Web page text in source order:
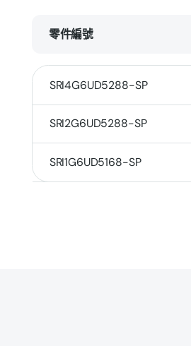
零件編號
SRI4G6UD5288-SP
SRI2G6UD5288-SP
SRI1G6UD5168-SP